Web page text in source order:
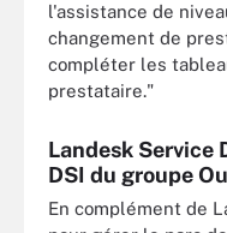
l'assistance de
changement de
compléter les
prestataire."
Landesk Service
DSI du groupe
En complément de